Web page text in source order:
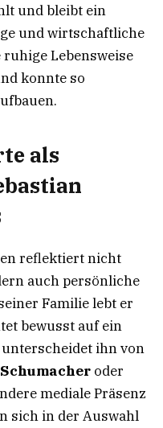
und bleibt ein
und wirtschaftliche
Lebensweise
konnte so
als
reflektiert nicht
auch persönliche
Familie lebt er
bewusst auf ein
ihn von
oder
mediale Präsenz
sich in der Auswahl